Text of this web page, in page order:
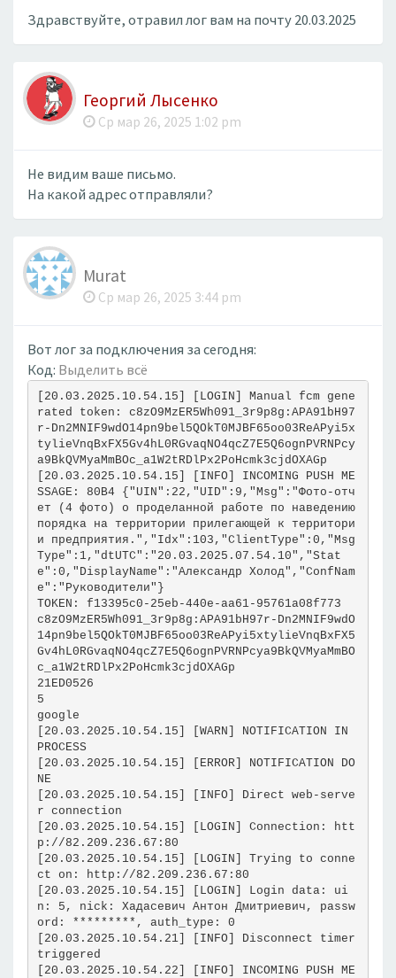
Здравствуйте, отравил лог вам на почту 20.03.2025
Георгий Лысенко
Ср мар 26, 2025 1:02 pm
Не видим ваше письмо.
На какой адрес отправляли?
Murat
Ср мар 26, 2025 3:44 pm
Вот лог за подключения за сегодня:
Код: Выделить всё
[20.03.2025.10.54.15] [LOGIN] Manual fcm gene
rated token: c8zO9MzER5Wh091_3r9p8g:APA91bH97
r-Dn2MNIF9wdO14pn9bel5QOkT0MJBF65oo03ReAPyi5x
tylieVnqBxFX5Gv4hL0RGvaqNO4qcZ7E5Q6ognPVRNPcy
a9BkQVMyaMmBOc_a1W2tRDlPx2PoHcmk3cjdOXAGp
[20.03.2025.10.54.15] [INFO] INCOMING PUSH ME
SSAGE: 80B4 {"UIN":22,"UID":9,"Msg":"Фото-отч
ет (4 фото) о проделанной работе по наведению
порядка на территории прилегающей к территори
и предприятия.","Idx":103,"ClientType":0,"Msg
Type":1,"dtUTC":"20.03.2025.07.54.10","Stat
e":0,"DisplayName":"Александр Холод","ConfNam
e":"Руководители"}
TOKEN: f13395c0-25eb-440e-aa61-95761a08f773
c8zO9MzER5Wh091_3r9p8g:APA91bH97r-Dn2MNIF9wdO
14pn9bel5QOkT0MJBF65oo03ReAPyi5xtylieVnqBxFX5
Gv4hL0RGvaqNO4qcZ7E5Q6ognPVRNPcya9BkQVMyaMmBO
c_a1W2tRDlPx2PoHcmk3cjdOXAGp
21ED0526
5
google
[20.03.2025.10.54.15] [WARN] NOTIFICATION IN
PROCESS
[20.03.2025.10.54.15] [ERROR] NOTIFICATION DO
NE
[20.03.2025.10.54.15] [INFO] Direct web-serve
r connection
[20.03.2025.10.54.15] [LOGIN] Connection: htt
p://82.209.236.67:80
[20.03.2025.10.54.15] [LOGIN] Trying to conne
ct on: http://82.209.236.67:80
[20.03.2025.10.54.15] [LOGIN] Login data: ui
n: 5, nick: Хадасевич Антон Дмитриевич, passw
ord: *********, auth_type: 0
[20.03.2025.10.54.21] [INFO] Disconnect timer
triggered
[20.03.2025.10.54.22] [INFO] INCOMING PUSH ME